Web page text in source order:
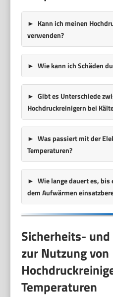
Kann ich meinen
verwenden?
Wie kann ich Schäden
Gibt es Unterschiede
Hochdruckreinigern bei
Was passiert mit der
Temperaturen?
Wie lange dauert es, bis
dem Aufwärmen
Sicherheits-
zur Nutzung von
Temperaturen